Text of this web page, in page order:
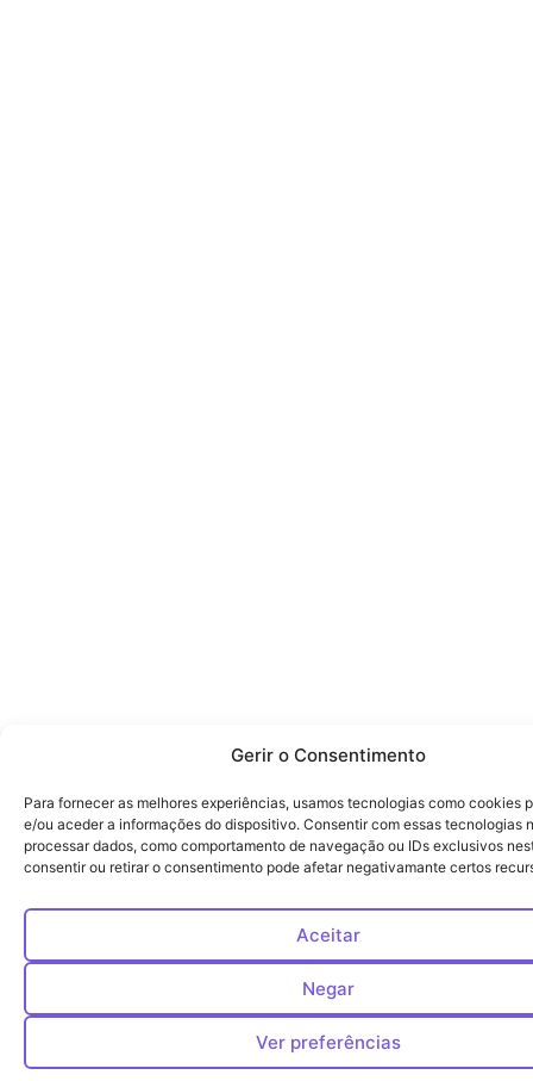
Gerir o Consentimento
Para fornecer as melhores experiências, usamos tecnologias como cookies
e/ou aceder a informações do dispositivo. Consentir com essas tecnologias
processar dados, como comportamento de navegação ou IDs exclusivos
consentir ou retirar o consentimento pode afetar negativamante certos
Aceitar
Negar
Ver preferências